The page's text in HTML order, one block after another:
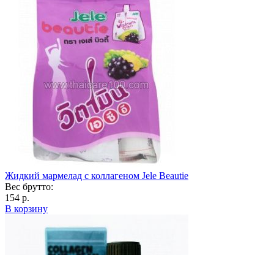
Жидкий мармелад с коллагеном Jele Beautie
Вес брутто:
154 р.
В корзину